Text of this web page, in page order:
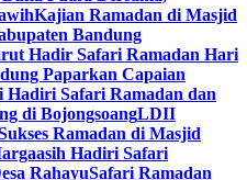
Kajian Ramadan di Masjid
Bandung
Hadir Safari Ramadan Hari
Paparkan Capaian
Safari Ramadan dan
di BojongsoangLDII
Ramadan di Masjid
Hadiri Safari
RahayuSafari Ramadan